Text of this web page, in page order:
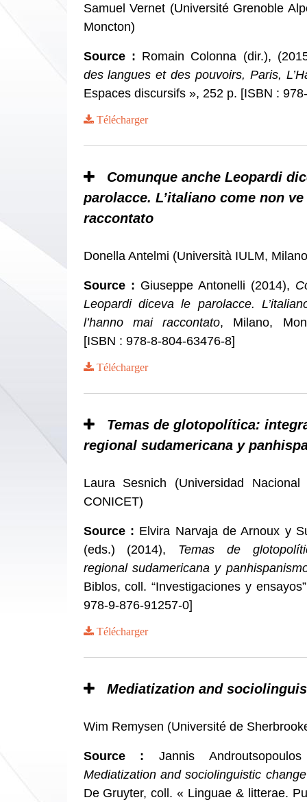
Samuel Vernet (Université Grenoble
Moncton)
Source : Romain Colonna (dir.),
des langues et des pouvoirs, Paris,
Espaces discursifs », 252 p. [ISBN :
Télécharger
Comunque anche Leopardi
parolacce. L’italiano come non ve
raccontato
Donella Antelmi (Università IULM,
Source : Giuseppe Antonelli (2014),
Leopardi diceva le parolacce.
l’hanno mai raccontato, Milano,
[ISBN : 978-8-804-63476-8]
Télécharger
Temas de glotopolítica:
regional sudamericana y
Laura Sesnich (Universidad
CONICET)
Source : Elvira Narvaja de Arnoux y
(eds.) (2014), Temas de
regional sudamericana y
Biblos, coll. “Investigaciones y
978-9-876-91257-0]
Télécharger
Mediatization and
Wim Remysen (Université de
Source :Jannis
Mediatization and sociolinguistic change
De Gruyter, coll. « Linguae & litterae.